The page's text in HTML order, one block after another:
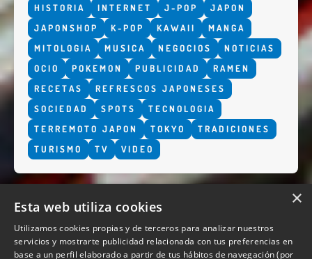
HISTORIA
INTERNET J-POP
JAPON
JAPONSHOP
K-POP KAWAII
MANGA
MITOLOGIA
MUSICA NEGOCIOS
NOTICIAS
OCIO
POKEMON PUBLICIDAD
RAMEN
RECETAS
REFRESCOS JAPONESES
SOCIEDAD
SPOTS
TECNOLOGIA
TERREMOTO JAPON
TOKYO
TRADICIONES
TURISMO
TV VIDEO
×
Esta web utiliza cookies
Utilizamos cookies propias y de terceros para analizar nuestros
servicios y mostrarte publicidad relacionada con tus preferencias en
base a un perfil elaborado a partir de tus hábitos de navegación (por